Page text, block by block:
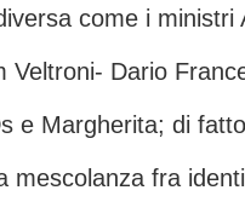
come i ministri
Veltroni- Dario
e Margherita; di
mescolanza fra